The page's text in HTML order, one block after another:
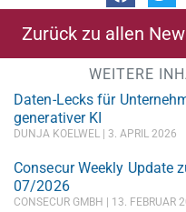
Zurück zu allen
WEITERE
Daten-Lecks für
generativer KI
DUNJA KOELWEL 3. APRIL 2026
Consecur Weekly Update
07/2026
CONSECUR GMBH 13. FEBRUAR